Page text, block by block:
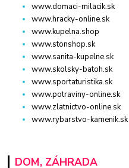
www.domaci-milacik.sk
www.hracky-online.sk
www.kupelna.shop
www.stonshop.sk
www.sanita-kupelne.sk
www.skolsky-batoh.sk
www.sportaturistika.sk
www.potraviny-online.sk
www.zlatnictvo-online.sk
www.rybarstvo-kamenik.sk
DOM, ZÁHRADA